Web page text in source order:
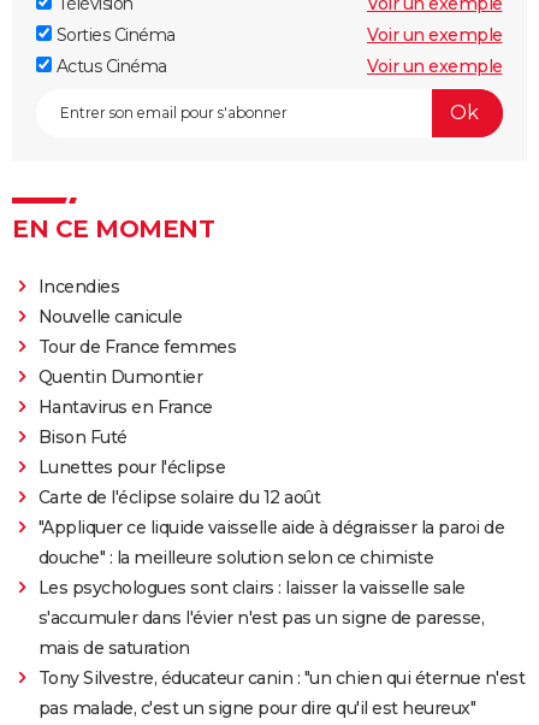
Sorties Cinéma
Voir un exemple
Actus Cinéma
Voir un exemple
EN CE MOMENT
Incendies
Nouvelle canicule
Tour de France femmes
Quentin Dumontier
Hantavirus en France
Bison Futé
Lunettes pour l'éclipse
Carte de l'éclipse solaire du 12 août
"Appliquer ce liquide vaisselle aide à dégraisser la paroi de
douche" : la meilleure solution selon ce chimiste
Les psychologues sont clairs : laisser la vaisselle sale
s'accumuler dans l'évier n'est pas un signe de paresse,
mais de saturation
Tony Silvestre, éducateur canin : "un chien qui éternue n'est
pas malade, c'est un signe pour dire qu'il est heureux"